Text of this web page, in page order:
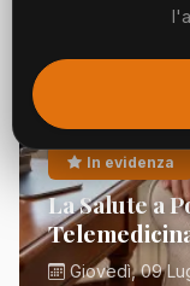
In evidenza
La Salute a
Giovedì, 09